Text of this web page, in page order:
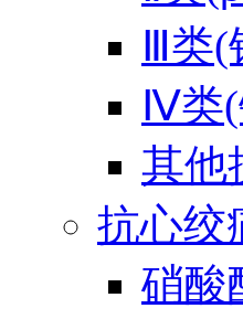
Ⅲ类(
Ⅳ类(
其他
抗心绞
硝酸